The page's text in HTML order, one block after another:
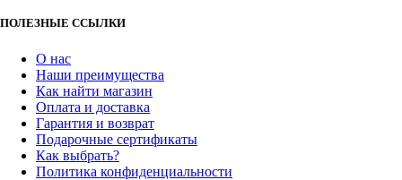
ПОЛЕЗНЫЕ ССЫЛКИ
О нас
Наши преимущества
Как найти магазин
Оплата и доставка
Гарантия и возврат
Подарочные сертификаты
Как выбрать?
Политика конфиденциальности